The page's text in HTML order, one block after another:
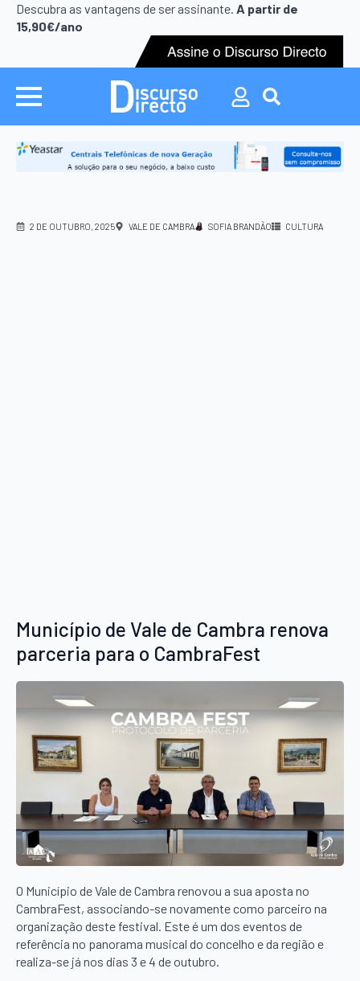
Descubra as vantagens de ser assinante. A partir de
15,90€/ano
Search
for:
Search
2 DE OUTUBRO, 2025 VALE DE CAMBRA SOFIA BRANDÃO CULTURA
Município de Vale de Cambra renova
parceria para o CambraFest
O Município de Vale de Cambra renovou a sua aposta no
CambraFest, associando-se novamente como parceiro na
organização deste festival. Este é um dos eventos de
referência no panorama musical do concelho e da região e
realiza-se já nos dias 3 e 4 de outubro.